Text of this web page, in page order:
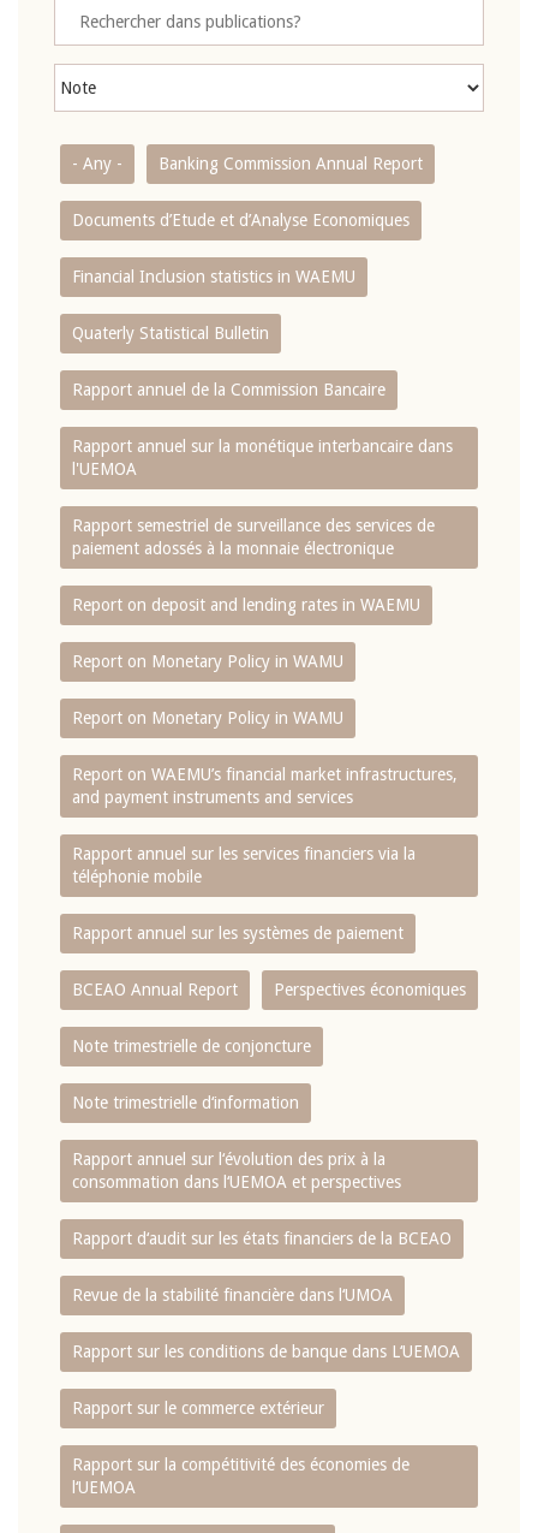
- Any - Banking Commission Annual Report
Documents d’Etude et d’Analyse Economiques
Financial Inclusion statistics in WAEMU
Quaterly Statistical Bulletin
Rapport annuel de la Commission Bancaire
Rapport annuel sur la monétique interbancaire dans
l'UEMOA
Rapport semestriel de surveillance des services de
paiement adossés à la monnaie électronique
Report on deposit and lending rates in WAEMU
Report on Monetary Policy in WAMU
Report on Monetary Policy in WAMU
Report on WAEMU’s financial market infrastructures,
and payment instruments and services
Rapport annuel sur les services financiers via la
téléphonie mobile
Rapport annuel sur les systèmes de paiement
BCEAO Annual Report Perspectives économiques
Note trimestrielle de conjoncture
Note trimestrielle d‘information
Rapport annuel sur l‘évolution des prix à la
consommation dans l‘UEMOA et perspectives
Rapport d‘audit sur les états financiers de la BCEAO
Revue de la stabilité financière dans l‘UMOA
Rapport sur les conditions de banque dans L‘UEMOA
Rapport sur le commerce extérieur
Rapport sur la compétitivité des économies de
l‘UEMOA